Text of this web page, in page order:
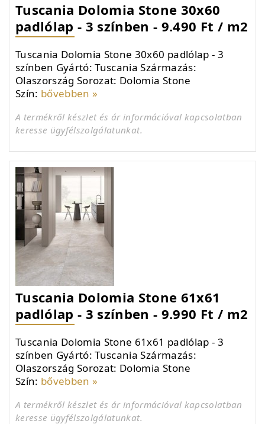
Tuscania Dolomia Stone 30x60
padlólap - 3 színben - 9.490 Ft / m2
Tuscania Dolomia Stone 30x60 padlólap - 3
színben Gyártó: Tuscania Származás:
Olaszország Sorozat: Dolomia Stone
Szín: bővebben »
A termékről készlet és ár információval kapcsolatban
keresse ügyfélszolgálatunkat.
Tuscania Dolomia Stone 61x61
padlólap - 3 színben - 9.990 Ft / m2
Tuscania Dolomia Stone 61x61 padlólap - 3
színben Gyártó: Tuscania Származás:
Olaszország Sorozat: Dolomia Stone
Szín: bővebben »
A termékről készlet és ár információval kapcsolatban
keresse ügyfélszolgálatunkat.